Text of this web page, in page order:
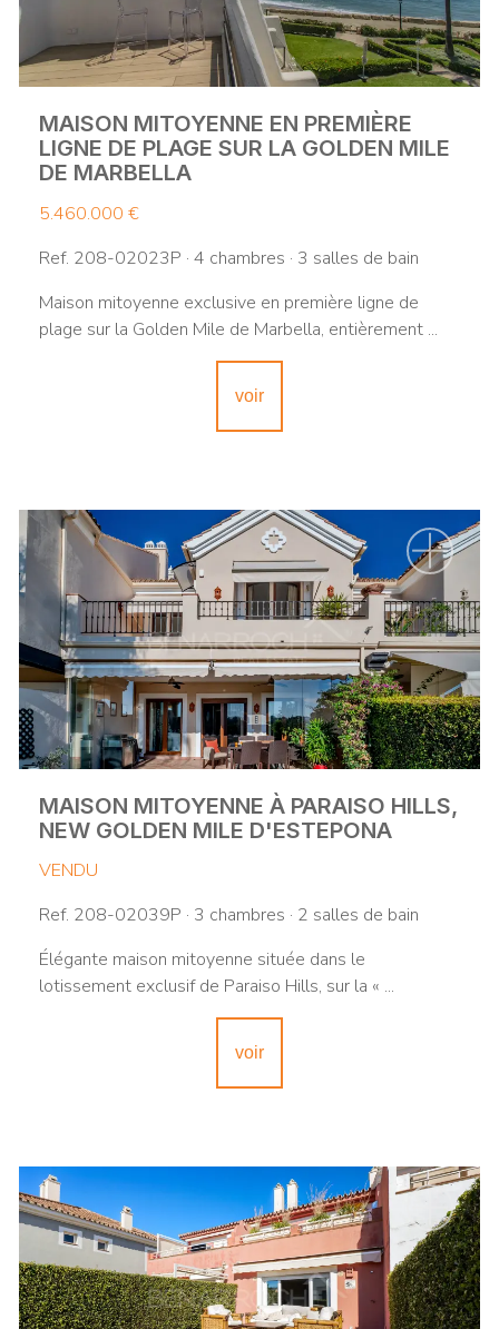
MAISON MITOYENNE EN PREMIÈRE
LIGNE DE PLAGE SUR LA GOLDEN MILE
DE MARBELLA
5.460.000 €
Ref. 208-02023P · 4 chambres · 3 salles de bain
Maison mitoyenne exclusive en première ligne de
plage sur la Golden Mile de Marbella, entièrement ...
voir
MAISON MITOYENNE À PARAISO HILLS,
NEW GOLDEN MILE D'ESTEPONA
VENDU
Ref. 208-02039P · 3 chambres · 2 salles de bain
Élégante maison mitoyenne située dans le
lotissement exclusif de Paraiso Hills, sur la « ...
voir